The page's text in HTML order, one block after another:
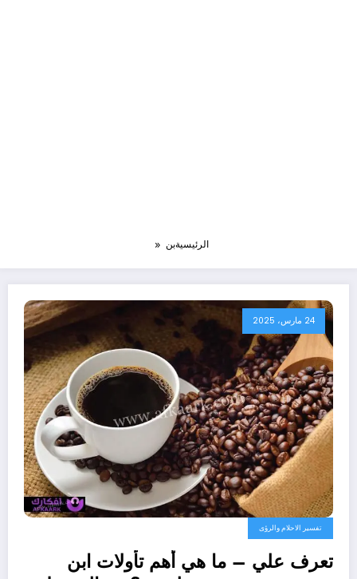
الرئيسيةبن
24 مارس، 2025
تفسير الاحلام والرؤى
تعرف علي – ما هي أهم تأولات ابن